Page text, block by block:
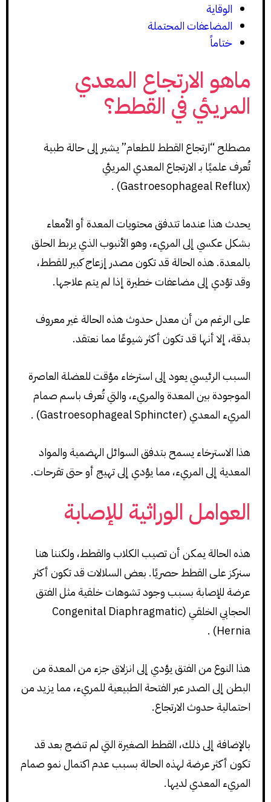
الوقاية
المضاعفات المحتملة
ختاماً
ماهو الارتجاع المعدي
المريئي في القطط؟
مصطلح “ارتجاع القطط للطعام” يشير إلى حالة طبية
تُعرف علميًا بـ الارتجاع المعدي المريئي
(Gastroesophageal Reflux) .
يحدث هذا عندما تتدفق محتويات المعدة أو الأمعاء
بشكل عكسي إلى المريء، وهو الأنبوب الذي يربط الحلق
بالمعدة. هذه الحالة قد تكون مصدر إزعاج كبير للقطط،
وقد تؤدي إلى مضاعفات خطيرة إذا لم يتم علاجها.
على الرغم من أن معدل حدوث هذه الحالة غير معروف
بدقة، إلا أنها قد تكون أكثر شيوعًا مما نعتقد.
السبب الرئيسي يعود إلى استرخاء مؤقت للعضلة العاصرة
الموجودة بين المعدة والمريء، والتي تُعرف باسم صمام
المريء المعدي (Gastroesophageal Sphincter) .
هذا الاسترخاء يسمح بتدفق السوائل الهضمية والمواد
المعدية إلى المريء، مما يؤدي إلى تهيج أو حتى تقرحات.
العوامل الوراثية للإصابة
هذه الحالة يمكن أن تصيب الكلاب والقطط، ولكننا هنا
سنركز على القطط حصريًا. بعض السلالات قد تكون أكثر
عرضة للإصابة بسبب وجود تشوهات خلقية مثل الفتق
الحجابي الخلقي (Congenital Diaphragmatic
Hernia) .
هذا النوع من الفتق يؤدي إلى انزلاق جزء من المعدة من
البطن إلى الصدر عبر الفتحة الطبيعية للمريء، مما يزيد من
احتمالية حدوث الارتجاع.
بالإضافة إلى ذلك، القطط الصغيرة التي لم تنضج بعد قد
تكون أكثر عرضة لهذه الحالة بسبب عدم اكتمال نمو صمام
المريء المعدي لديها.